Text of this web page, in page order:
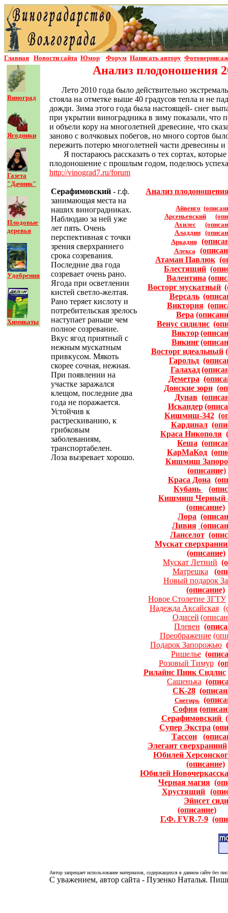
Главная Новости сайта Юмор Форум Написать автору
Виноград
Ягодники
Газета
"Дачник"
Плодовые
деревья
Удобрения
Химикаты
Анализ плодоношения
Лето 2010 года было действительно
стояла на отметке выше 40 градусов тепла и не
дожди. Зима этого года была настоящей- снег
при укрытии виноградника в зиму показали, что
и объели кору на многолетней древесине, что
заново с волчковых побегов, но много сортов
пережить потерю многолетней части древесины и
Я постараюсь рассказать о тех сортах,
плодоношение с прошлым годом, поделюсь
http://vinograd7.ru/forum
Серафимовский - г.ф.
занимающая места на
наших виноградниках.
Наблюдаю за ней уже
лет пять. Очень
перспективная с точки
зрения сверхраннего
срока созревания.
Последние два года
созревает очень рано.
Ягода при осветлении
кистей светло-желтая.
Рано теряет кислоту и
потребительская зрелось
наступает раньше чем
полное созревание.
Вкус ягод приятный с
нежным мускатным
привкусом. Мякоть
скорее сочная, нежная.
При появлении на
участке заражался
клещом, последние два
года не поражается.
Устойчив к
растрескиванию, к
грибковым
заболеваниям,
транспортабелен.
Лоза вызревает хорошо.
Анализ
Айвенго
Арсеньевский
Ахилес
Аладдин
Аркадия
Алекса
Атаман Павлюк
Блестящий
Валентина
Восторг мускатный
Версаль
Виктория
Вера
Венус сидилис
Виктор
Викинг
Восторг идеальный
Гарольд
Галахад
Деметра
Донские зори
Дунав
Искандер
Кишмиш-342
Кардинал
Краса Никополя
Кеша
КарМаКод
Кишмиш
(описание)
Краса Дона
Кубань
Кишмиш Черный
(описание)
Лора
Ливия
Ланселот
Мускат
(описание)
Мускат Летний
Матрешка
Новый подарок
(описание)
Новое Столетие ЗГТУ
Надежда Аксайская
Одисей
Плевен
Преображение
Подарок Запорожью
Ришелье
Розовый Тимур
Рилайнс Пинк Сидлис
Сашенька
CK-28
Снегирь
София
Серафимовский
Супер Экстра
Тассон
Элегант сверхранний
Юбилей
(описание)
Юбилей Новочеркасска
Черная магия
Хрустящий
Эйнсет
(описание)
Г.Ф. FVR-7-9
Автор запрещает использование материалов, содержащихся в данном сайте без
С уважением, автор сайта - Пузенко Наталья.